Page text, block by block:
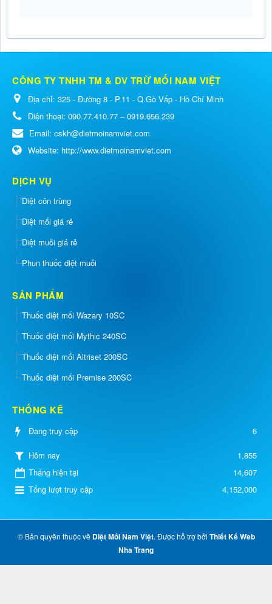
CÔNG TY TNHH TM & DV TRỪ MỐI NAM VIỆT
Địa chỉ: 325 - Đường 8 - P.11 - Q.Gò Vấp - Hồ Chí Minh
Điện thoại: 090.77.410.77 – 0919.656.239
Email: cskh@dietmoinamviet.com
Website: http://www.dietmoinamviet.com
DỊCH VỤ
Diệt côn trùng
Diệt mối giá rẻ
Diệt muỗi giá rẻ
Phun thuốc diệt muỗi
SẢN PHẨM
Thuốc diệt mối Wazary 10SC
Thuốc diệt mối Mythic 240SC
Thuốc diệt mối Altriset 200SC
Thuốc diệt mối Premise 200SC
THỐNG KÊ
Đang truy cập 6
Hôm nay
1,855
Tháng hiện tại
14,607
Tổng lượt truy cập
4,152,000
© Bản quyền thuộc về Diệt Mối Nam Việt. Được hỗ trợ bởi Thiết Kế Web
Nha Trang